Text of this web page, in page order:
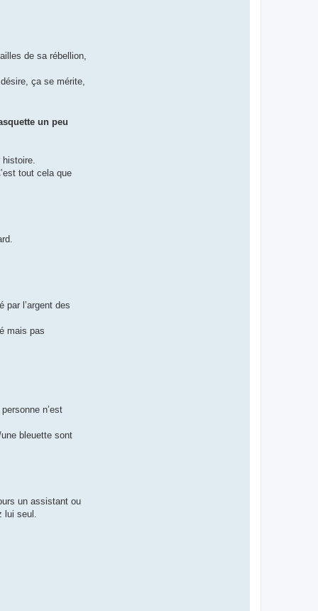
de sa rébellion,
ça se mérite,
un peu
tout cela que
l’argent des
mais pas
n’est
bleuette sont
un assistant ou
seul.